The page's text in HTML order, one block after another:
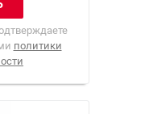
политики